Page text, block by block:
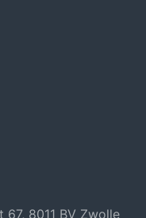
8011 BV Zwolle